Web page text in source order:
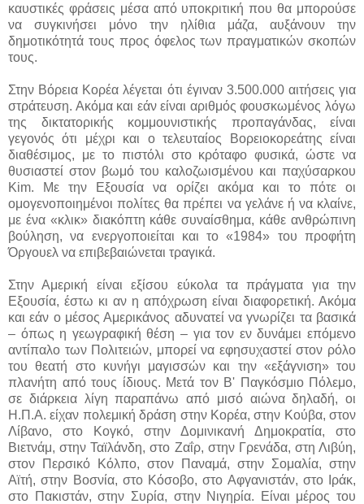
καυστικές φράσεις μέσα από υποκριτική που θα μπορούσε
να συγκινήσει μόνο την ηλίθια μάζα, αυξάνουν την
δημοτικότητά τους προς όφελος των πραγματικών σκοπών
τους.
Στην Βόρεια Κορέα λέγεται ότι έγιναν 3.500.000 αιτήσεις για
στράτευση. Ακόμα και εάν είναι αριθμός φουσκωμένος λόγω
της δικτατορικής κομμουνιστικής προπαγάνδας, είναι
γεγονός ότι μέχρι και ο τελευταίος Βορειοκορεάτης είναι
διαθέσιμος, με το πιστόλι στο κρόταφο φυσικά, ώστε να
θυσιαστεί στον βωμό του καλοζωισμένου και παχύσαρκου
Kim. Με την Εξουσία να ορίζει ακόμα και το πότε οι
ομογενοποιημένοι πολίτες θα πρέπει να γελάνε ή να κλαίνε,
με ένα «κλικ» διακόπτη κάθε συναίσθημα, κάθε ανθρώπινη
βούληση, να ενεργοποιείται και το «1984» του προφήτη
Όργουελ να επιβεβαιώνεται τραγικά.
Στην Αμερική είναι εξίσου εύκολα τα πράγματα για την
Εξουσία, έστω κι αν η απόχρωση είναι διαφορετική. Ακόμα
και εάν ο μέσος Αμερικάνος αδυνατεί να γνωρίζει τα βασικά
– όπως η γεωγραφική θέση – για τον εν δυνάμει επόμενο
αντίπαλο των Πολιτειών, μπορεί να εφησυχαστεί στον ρόλο
του θεατή στο κυνήγι μαγισσών και την «εξάγνιση» του
πλανήτη από τους ίδιους. Μετά τον Β' Παγκόσμιο Πόλεμο,
σε διάρκεια λίγη παραπάνω από μισό αιώνα δηλαδή, οι
Η.Π.Α. είχαν πολεμική δράση στην Κορέα, στην Κούβα, στον
Λίβανο, στο Κογκό, στην Δομινικανή Δημοκρατία, στο
Βιετνάμ, στην Ταϊλάνδη, στο Ζαΐρ, στην Γρενάδα, στη Λιβύη,
στον Περσικό Κόλπο, στον Παναμά, στην Σομαλία, στην
Αϊτή, στην Βοσνία, στο Κόσοβο, στο Αφγανιστάν, στο Ιράκ,
στο Πακιστάν, στην Συρία, στην Νιγηρία. Είναι μέρος του